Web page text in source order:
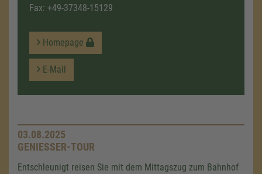
Fax: +49-37348-15129
Homepage
E-Mail
03.08.2025
GENIESSER-TOUR
Entschleunigt reisen Sie mit dem Mittagszug zum Bahnhof